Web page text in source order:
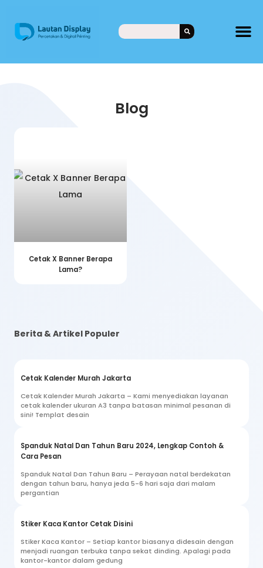
Blog
Cetak X Banner Berapa
Lama?
Berita & Artikel Populer
Cetak Kalender Murah Jakarta
Cetak Kalender Murah Jakarta – Kami menyediakan layanan
cetak kalender ukuran A3 tanpa batasan minimal pesanan di
sini! Templat desain
Spanduk Natal Dan Tahun Baru 2024, Lengkap Contoh &
Cara Pesan
Spanduk Natal Dan Tahun Baru – Perayaan natal berdekatan
dengan tahun baru, hanya jeda 5-6 hari saja dari malam
pergantian
Stiker Kaca Kantor Cetak Disini
Stiker Kaca Kantor – Setiap kantor biasanya didesain dengan
menjadi ruangan terbuka tanpa sekat dinding. Apalagi pada
kantor-kantor dalam gedung